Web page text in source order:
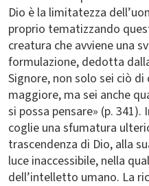
Dio è la limitatezza
proprio tematizzando
creatura che avviene una
formulazione, dedotta
Signore, non solo sei ciò di
maggiore, ma sei anche
si possa pensare» (p.
coglie una sfumatura
trascendenza di Dio, alla
luce inaccessibile, nella
dell’intelletto umano. La